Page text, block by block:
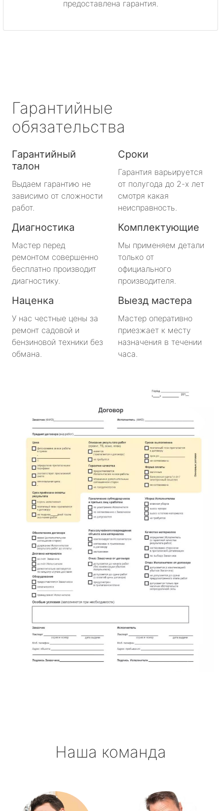
метро Нагорная
метро Молодежная
метро Преображенская площадь
метро Нахимовский Проспект
метро Коломенская
метро Парк Культуры
метро Пролетарская
метро Маяковская
метро Площадь Революции
метро Проспект Вернадского
метро Планерная
метро Новые Черёмушки
метро Петровско-Разумовская
метро Новокузнецкая
метро Партизанская
метро Румянцево
метро Полежаевская
метро Первомайская
метро Пушкинская
предоставлена гарантия.
Гарантийные
обязательства
Гарантийный
талон
Выдаем гарантию не
зависимо от сложности
работ.
Сроки
Гарантия варьируется
от полугода до 2-х лет
смотря какая
неисправность.
Диагностика
Мастер перед
ремонтом совершенно
бесплатно производит
диагностику.
Комплектующие
Мы применяем детали
только от
официального
производителя.
Наценка
У нас честные цены за
ремонт садовой и
бензиновой техники без
обмана.
Выезд мастера
Мастер оперативно
приезжает к месту
назначения в течении
часа.
Наша команда